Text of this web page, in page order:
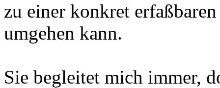
zu einer konkret
umgehen kann.
Sie begleitet mich immer,